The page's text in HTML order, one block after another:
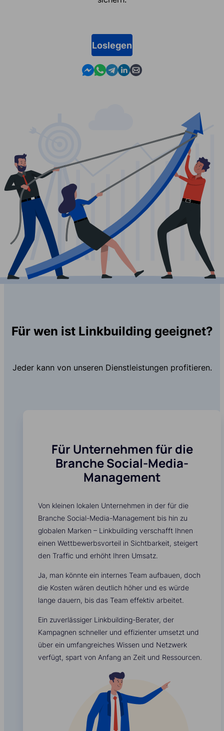
Loslegen
Contact us in Messenger
Contact us in WhatsApp
Contact us in Telegram
Contact us in Linkedin
Contact us by email
Für wen ist Linkbuilding geeignet?
Jeder kann von unseren Dienstleistungen profitieren.
Für Unternehmen für die
Branche Social-Media-
Management
Von kleinen lokalen Unternehmen in der für die
Branche Social-Media-Management bis hin zu
globalen Marken – Linkbuilding verschafft Ihnen
einen Wettbewerbsvorteil in Sichtbarkeit, steigert
den Traffic und erhöht Ihren Umsatz.
Ja, man könnte ein internes Team aufbauen, doch
die Kosten wären deutlich höher und es würde
lange dauern, bis das Team effektiv arbeitet.
Ein zuverlässiger Linkbuilding-Berater, der
Kampagnen schneller und effizienter umsetzt und
über ein umfangreiches Wissen und Netzwerk
verfügt, spart von Anfang an Zeit und Ressourcen.